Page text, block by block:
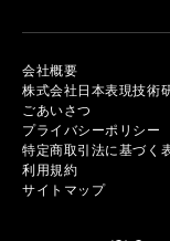
会社概要
株式会社日本表現技術
ごあいさつ
プライバシーポリシー
特定商取引法に基づく
利用規約
サイトマップ